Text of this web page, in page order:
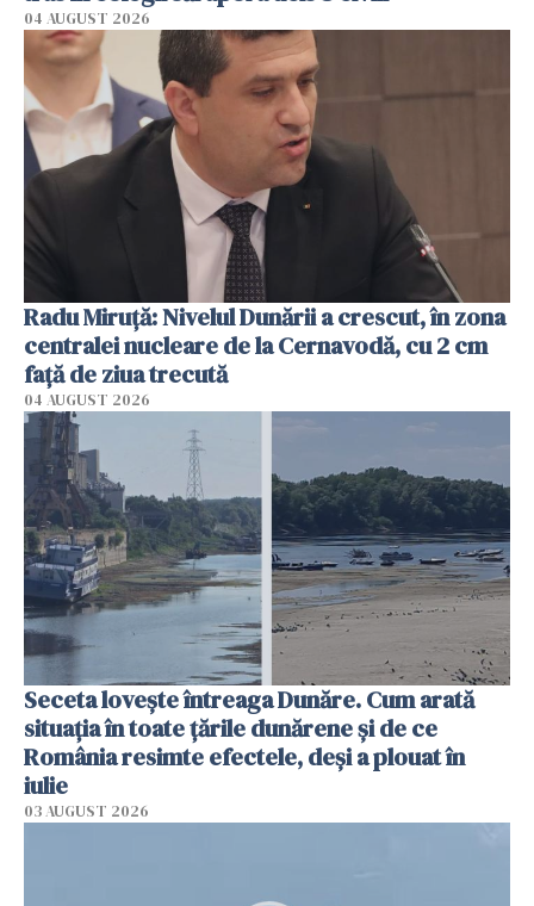
04 AUGUST 2026
Radu Miruţă: Nivelul Dunării a crescut, în zona
centralei nucleare de la Cernavodă, cu 2 cm
faţă de ziua trecută
04 AUGUST 2026
Seceta lovește întreaga Dunăre. Cum arată
situația în toate țările dunărene și de ce
România resimte efectele, deși a plouat în
iulie
03 AUGUST 2026